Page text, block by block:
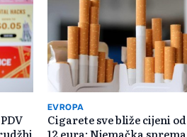
EVROPA
Cigarete sve bliže cijeni od
12 eura: Njemačka sprema